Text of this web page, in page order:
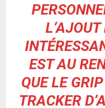
EST AU
QUE LE
TRACKER